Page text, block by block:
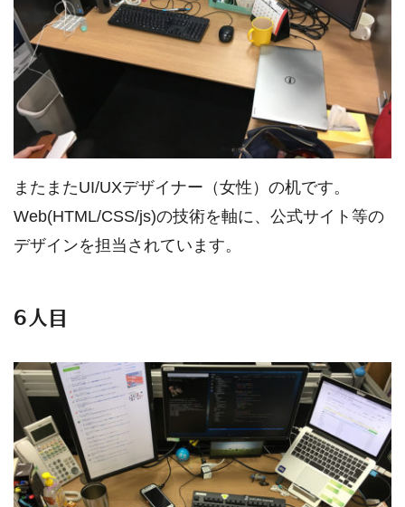
またまたUI/UXデザイナー（女性）の机です。
Web(HTML/CSS/js)の技術を軸に、公式サイト等の
デザインを担当されています。
6人目